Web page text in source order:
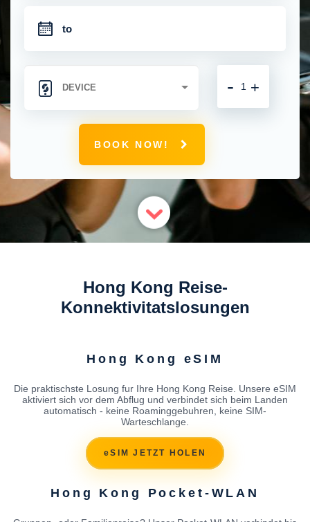
+
-
BOOK NOW!
Hong Kong Reise-
Konnektivitatslosungen
Hong Kong eSIM
Die praktischste Losung fur Ihre Hong Kong Reise. Unsere eSIM
aktiviert sich vor dem Abflug und verbindet sich beim Landen
automatisch - keine Roaminggebuhren, keine SIM-
Warteschlange.
eSIM JETZT HOLEN
Hong Kong Pocket-WLAN